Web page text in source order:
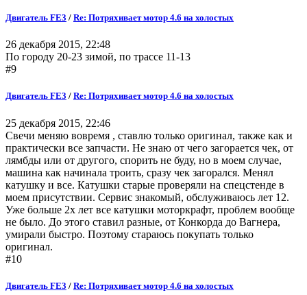
Двигатель FE3 / Re: Потряхивает мотор 4.6 на холостых
26 декабря 2015, 22:48
По городу 20-23 зимой, по трассе 11-13
#9
Двигатель FE3 / Re: Потряхивает мотор 4.6 на холостых
25 декабря 2015, 22:46
Свечи меняю вовремя , ставлю только оригинал, также как и
практически все запчасти. Не знаю от чего загорается чек, от
лямбды или от другого, спорить не буду, но в моем случае,
машина как начинала троить, сразу чек загорался. Менял
катушку и все. Катушки старые проверяли на спецстенде в
моем присутствии. Сервис знакомый, обслуживаюсь лет 12.
Уже больше 2х лет все катушки моторкрафт, проблем вообще
не было. До этого ставил разные, от Конкорда до Вагнера,
умирали быстро. Поэтому стараюсь покупать только
оригинал.
#10
Двигатель FE3 / Re: Потряхивает мотор 4.6 на холостых